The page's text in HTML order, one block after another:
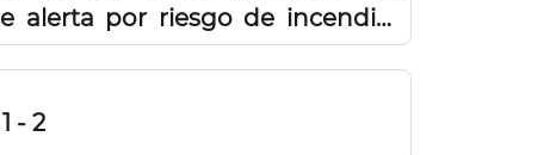
alerta por riesgo de incendios
- 2